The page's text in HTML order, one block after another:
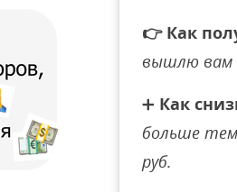
👉 Как
вышлю вам
➕ Как
больше
руб.